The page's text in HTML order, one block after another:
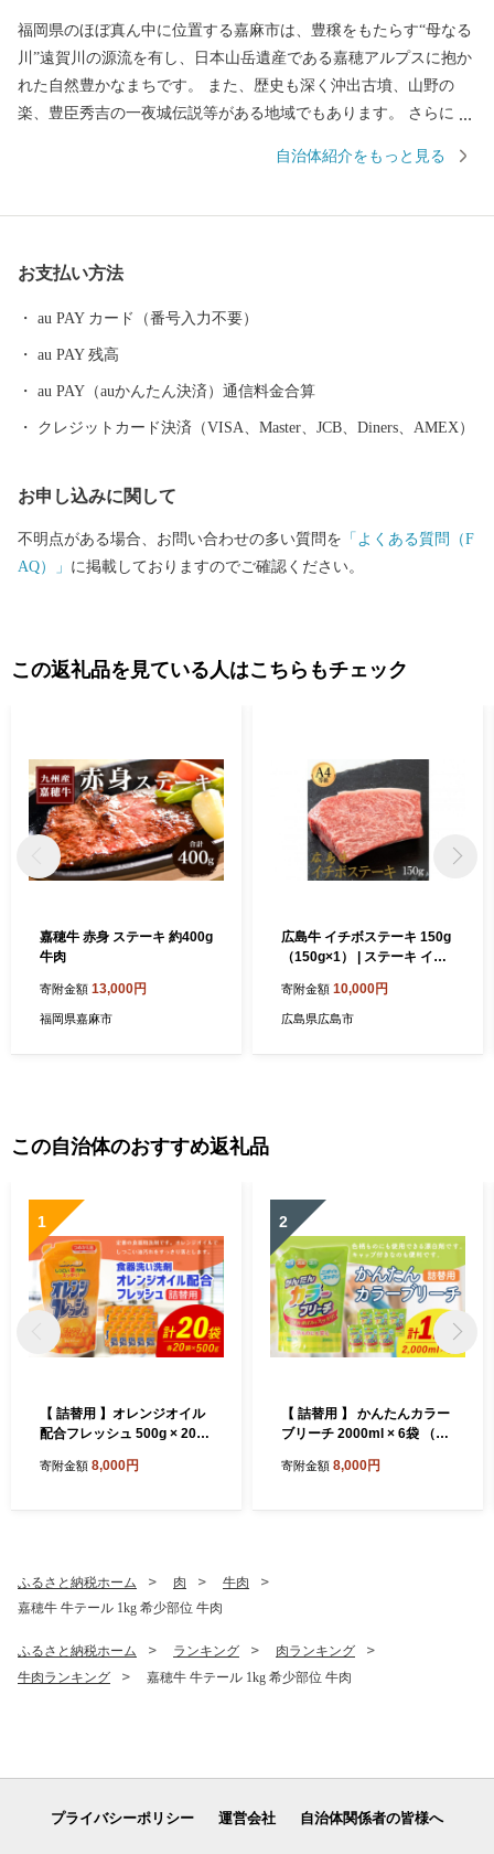
福岡県のほぼ真ん中に位置する嘉麻市は、豊穣をもたらす“母なる
川”遠賀川の源流を有し、日本山岳遺産である嘉穂アルプスに抱か
れた自然豊かなまちです。 また、歴史も深く沖出古墳、山野の
楽、豊臣秀吉の一夜城伝説等がある地域でもあります。 さらに、
生産者のこだわりが詰まった逸品ばかり。 豊かな自然と深い歴史
自治体紹介をもっと見る
お支払い方法
au PAY カード（番号入力不要）
au PAY 残高
au PAY（auかんたん決済）通信料金合算
クレジットカード決済（VISA、Master、JCB、Diners、AMEX）
お申し込みに関して
不明点がある場合、お問い合わせの多い質問を 「よくある質問（F
AQ）」 に掲載しておりますのでご確認ください。
この返礼品を見ている人はこちらもチェック
嘉穂牛 赤身 ステーキ 約400g
牛肉
寄附金額 13,000円
福岡県嘉麻市
広島牛 イチボステーキ 150g
（150g×1） | ステーキ イチ
国産 グルメ お取り寄せ 人気
寄附金額 10,000円
広島県広島市
この自治体のおすすめ返礼品
1
【 詰替用 】オレンジオイル
配合フレッシュ 500g × 20袋
用 洗剤 食器洗い 食器 食器洗
寄附金額 8,000円
2
【 詰替用 】 かんたんカラー
ブリーチ 2000ml × 6袋 （合
漂白剤 衣料 洋服 布 洗濯 詰
寄附金額 8,000円
ふるさと納税ホーム 肉
牛肉
嘉穂牛 牛テール 1kg 希少部位 牛肉
ふるさと納税ホーム ランキング
肉ランキング
牛肉ランキング
嘉穂牛 牛テール 1kg 希少部位 牛肉
プライバシーポリシー 運営会社 自治体関係者の皆様へ